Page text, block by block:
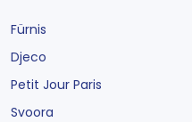
Fürnis
Djeco
Petit Jour Paris
Svoora